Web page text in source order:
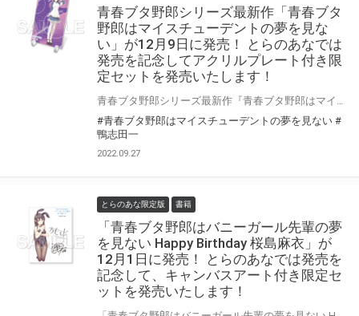
青春ブタ野郎シリーズ最新作「青春ブタ
野郎はマイスチューデントの夢を見な
い」が12月9日に発売！ とらのあなでは
発売を記念してアクリルプレート付き限
定セットを発売いたします！
#青春ブタ野郎はマイスチューデントの夢を見ない #
鴨志田一
2022.09.27
とらのあな限定版 書籍
「青春ブタ野郎はバニーガール先輩の夢
を見ない Happy Birthday 桜島麻衣」が
12月1日に発売！ とらのあなでは発売を
記念して、キャンバスアート付き限定セ
ットを発売いたします！